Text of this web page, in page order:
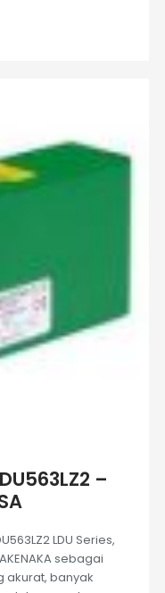
–
LDU Series,
sebagai
akurat, banyak